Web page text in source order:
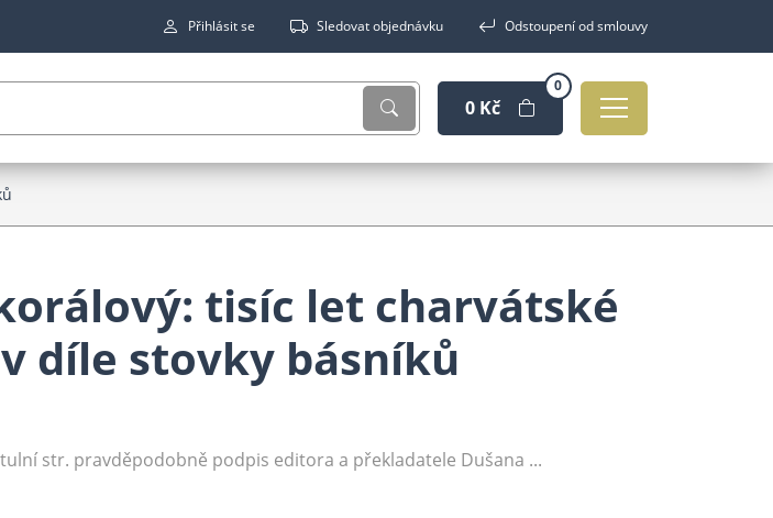
Přihlásit se Sledovat objednávku Odstoupení od smlouvy
0 Kč
0
tisíc let charvátské
díle stovky básníků
str. pravděpodobně podpis editora a překladatele Dušana ...